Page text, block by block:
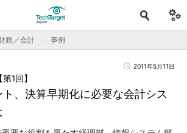
務／会計 事例
2011年5月11日
、決算早期化に必要な会計シス
1回】